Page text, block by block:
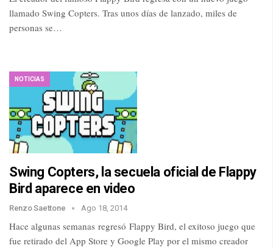
llamado Swing Copters. Tras unos días de lanzado, miles de
personas se…
NOTICIAS
Swing Copters, la secuela oficial de Flappy
Bird aparece en video
Renzo Saettone Ago 18, 2014
Hace algunas semanas regresó Flappy Bird, el exitoso juego que
fue retirado del App Store y Google Play por el mismo creador